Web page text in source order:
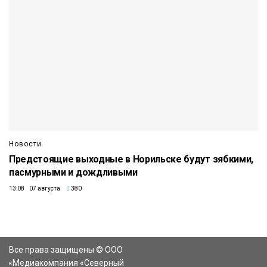
Новости
Предстоящие выходные в Норильске будут зябкими,
пасмурными и дождливыми
13:08 07 августа 380
Все права защищены © ООО
«Медиакомпания «Северный